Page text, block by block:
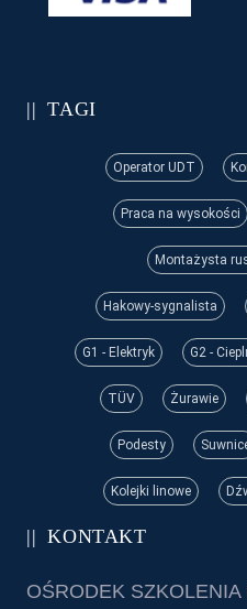
KONTAKT
OŚRODEK
TAGI
Operator UDT
Praca na wysokości
Montażysta
Hakowy-sygnalista
G1 - Elektryk G2 -
TÜV Żurawie
Podesty
Kolejki linowe